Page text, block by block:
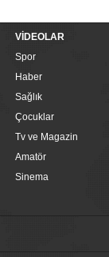
VİDEOLAR
Spor
Haber
Sağlık
Çocuklar
Tv ve Magazin
Amatör
Sinema